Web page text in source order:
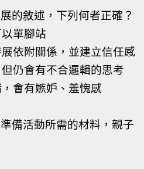
的敘述，下列何者正確？
單腳站
依附關係，並建立信任感
仍會有不合邏輯的思考
會有嫉妒、羞愧感
備活動所需的材料，親子